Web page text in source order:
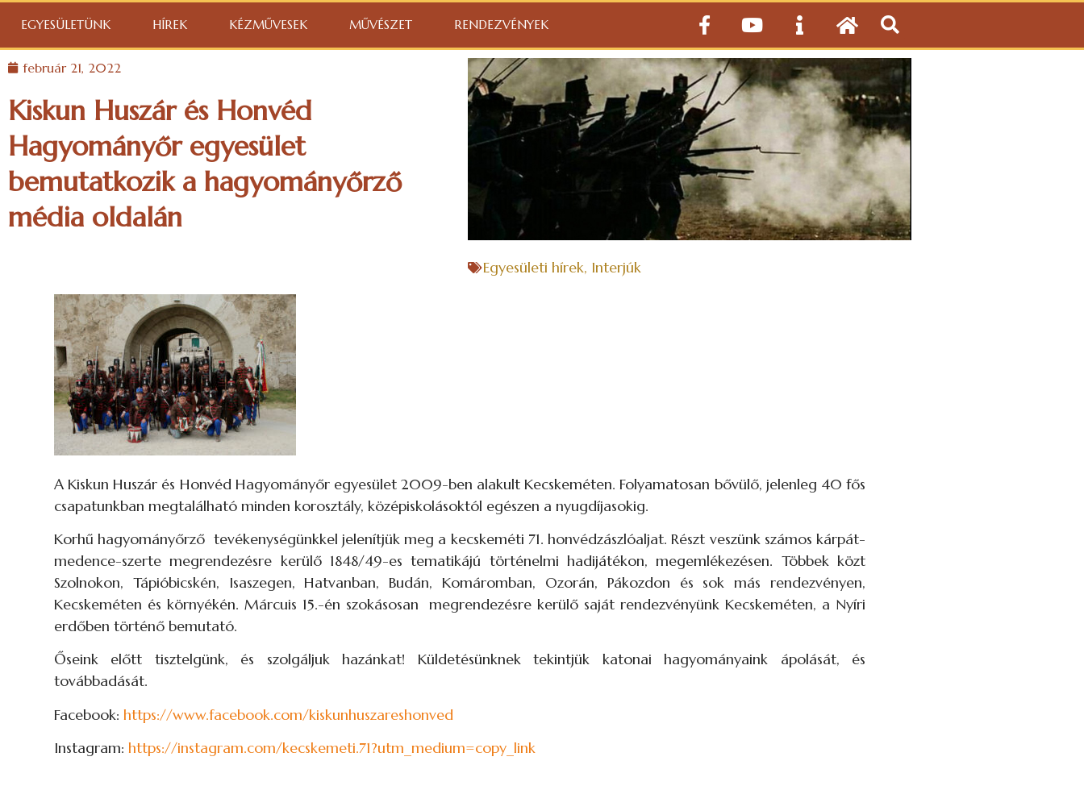
EGYESÜLETÜNK HÍREK KÉZMŰVESEK MŰVÉSZET RENDEZVÉNYEK
február 21, 2022
Kiskun Huszár és Honvéd
Hagyományőr egyesület
bemutatkozik a hagyományőrző
média oldalán
Egyesületi hírek, Interjúk
A Kiskun Huszár és Honvéd Hagyományőr egyesület 2009-ben alakult Kecskeméten. Folyamatosan bővülő, jelenleg 40 fős
csapatunkban megtalálható minden korosztály, középiskolásoktól egészen a nyugdíjasokig.
Korhű hagyományőrző tevékenységünkkel jelenítjük meg a kecskeméti 71. honvédzászlóaljat. Részt veszünk számos kárpát-
medence-szerte megrendezésre kerülő 1848/49-es tematikájú történelmi hadijátékon, megemlékezésen. Többek közt
Szolnokon, Tápióbicskén, Isaszegen, Hatvanban, Budán, Komáromban, Ozorán, Pákozdon és sok más rendezvényen,
Kecskeméten és környékén. Márcuis 15.-én szokásosan megrendezésre kerülő saját rendezvényünk Kecskeméten, a Nyíri
erdőben történő bemutató.
Őseink előtt tisztelgünk, és szolgáljuk hazánkat! Küldetésünknek tekintjük katonai hagyományaink ápolását, és
továbbadását.
Facebook: https://www.facebook.com/kiskunhuszareshonved
Instagram: https://instagram.com/kecskemeti.71?utm_medium=copy_link